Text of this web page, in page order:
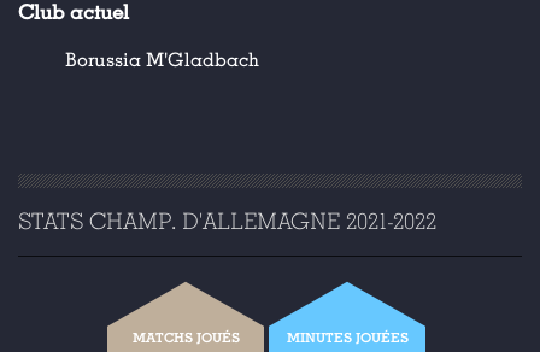
Club actuel
Borussia M'Gladbach
STATS CHAMP. D'ALLEMAGNE 2021-2022
MATCHS JOUÉS MINUTES JOUÉES